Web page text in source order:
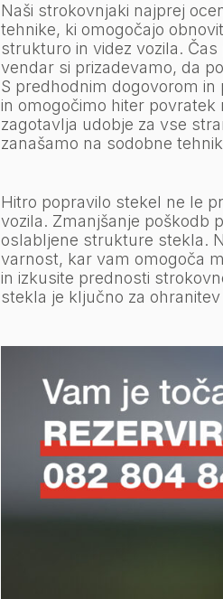
Naši strokovnjaki najprej
tehnike, ki omogočajo
strukturo in videz vozila.
vendar si prizadevamo, da
S predhodnim dogovorom
in omogočimo hiter povratek
zagotavlja udobje za vse
zanašamo na sodobne
Hitro popravilo stekel ne le
vozila. Zmanjšanje poškodb
oslabljene strukture stekla.
varnost, kar vam omogoča
in izkusite prednosti
stekla je ključno za